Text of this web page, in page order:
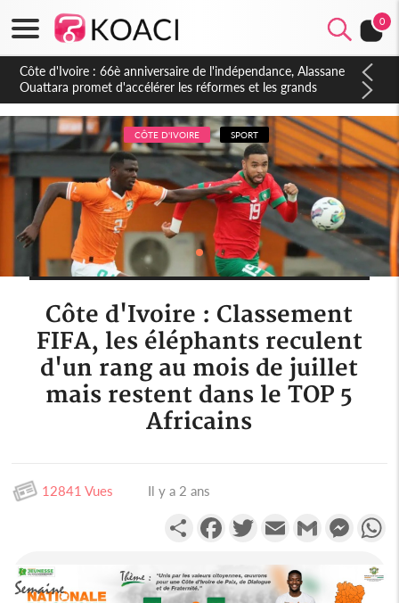
0
Côte d'Ivoire : À Abidjan, Amadou Oury Bah admire le modèle
ivoirien et veut s'en inspirer pour accélérer le développement
de la Guinée
CÔTE D'IVOIRE SPORT
Côte d'Ivoire : Classement
FIFA, les éléphants reculent
d'un rang au mois de juillet
mais restent dans le TOP 5
Africains
12841 Vues Il y a 2 ans
PartagerFacebookTwitterEmail Gmail